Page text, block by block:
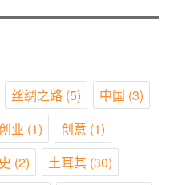
丝绸之路 (5) 中国 (3)
业 (1) 创意 (1)
(2) 土耳其 (30)